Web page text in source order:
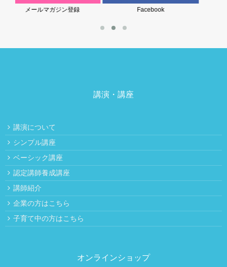
Facebook 岩堀美雪の子育てブログ
講演・講座
講演について
シンプル講座
ベーシック講座
認定講師養成講座
講師紹介
企業の方はこちら
子育て中の方はこちら
オンラインショップ